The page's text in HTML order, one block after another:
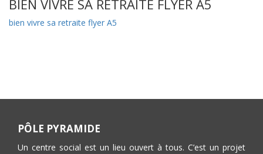
BIEN VIVRE SA RETRAITE FLYER A5
bien vivre sa retraite flyer A5
PÔLE PYRAMIDE
Un centre social est un lieu ouvert à tous. C’est un projet